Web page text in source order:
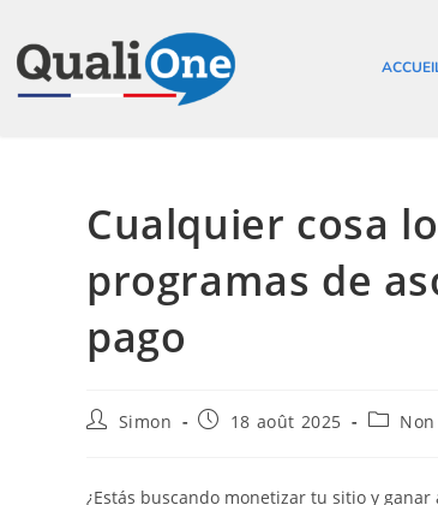
Cualquier cosa
programas de
pago
Simon 18 août 2025
¿Estás buscando monetizar tu sitio y